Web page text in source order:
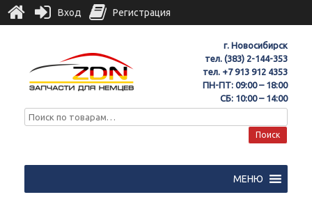
г. Новосибирск
тел. (383) 2-144-353
тел. +7 913 912 4353
ПН-ПТ: 09:00 – 18:00
СБ: 10:00 – 14:00
Поиск
МЕНЮ
Вход Регистрация